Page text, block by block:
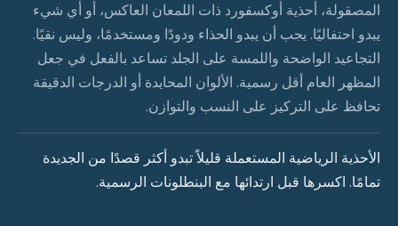
المصقولة، أحذية أوكسفورد ذات اللمعان العاكس، أو أي شيء
يبدو احتفاليًا. يجب أن يبدو الحذاء ودودًا ومستخدمًا، وليس نقيًا.
التجاعيد الواضحة واللمسة على الجلد تساعد بالفعل في جعل
المظهر العام أقل رسمية. الألوان المحايدة أو الدرجات الدقيقة
تحافظ على التركيز على النسب والتوازن.
الأحذية الرياضية المستعملة قليلاً تبدو أكثر قصدًا من الجديدة
تمامًا. اكسرها قبل ارتدائها مع البنطلونات الرسمية.